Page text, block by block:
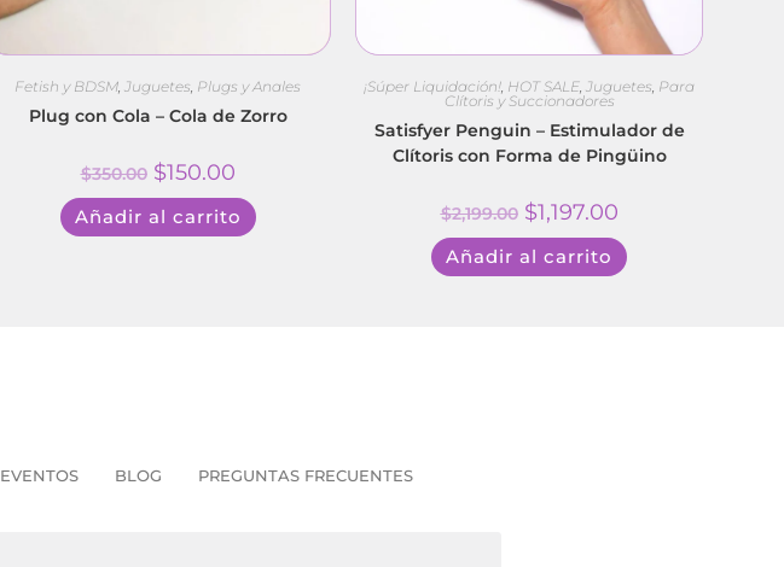
Fetish y BDSM Juguetes Plugs y Anales
Plug con Cola – Cola de Zorro
$350.00 $150.00
Añadir al carrito
¡Súper Liquidación! HOT SALE Juguetes Para
Clítoris y Succionadores
Satisfyer Penguin – Estimulador de
Clítoris con Forma de Pingüino
$2,199.00 $1,197.00
Añadir al carrito
EVENTOS BLOG PREGUNTAS FRECUENTES